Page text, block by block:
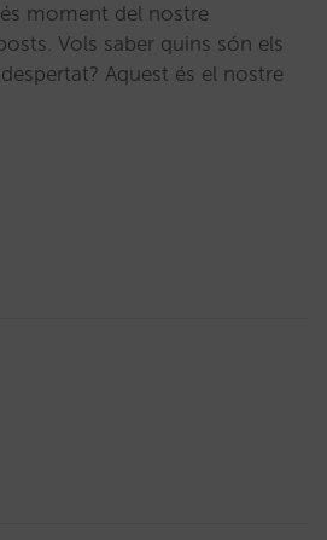
és moment del nostre
Vols saber quins són els
Aquest és el nostre